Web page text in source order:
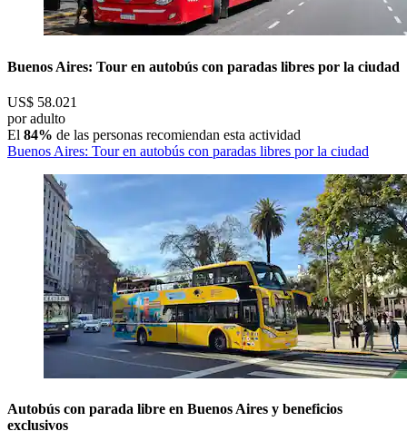
Buenos Aires: Tour en autobús con paradas libres por la ciudad
US$ 58.021
por adulto
El 84% de las personas recomiendan esta actividad
Buenos Aires: Tour en autobús con paradas libres por la ciudad
Autobús con parada libre en Buenos Aires y beneficios
exclusivos